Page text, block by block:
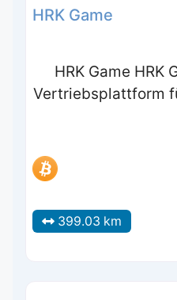
HRK Game
HRK Game HRK
Vertriebsplattform
399.03 km